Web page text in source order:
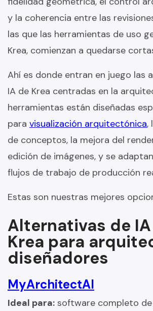
y la coherencia entre las
las que las herramientas de uso
Krea, comienzan a quedarse
Ahí es donde entran en juego las
IA de Krea centradas en la
herramientas están diseñadas
para visualización arquitectónica,
de conceptos, la mejora del
edición de imágenes, y se
flujos de trabajo de producción
Estas son nuestras mejores
Alternativas de
Krea para
diseñadores
MyArchitectAI
Ideal para: software completo de